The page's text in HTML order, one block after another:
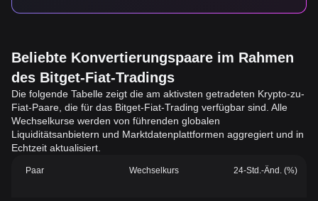
Beliebte Konvertierungspaare im Rahmen
des Bitget-Fiat-Tradings
Die folgende Tabelle zeigt die am aktivsten getradeten Krypto-zu-
Fiat-Paare, die für das Bitget-Fiat-Trading verfügbar sind. Alle
Wechselkurse werden von führenden globalen
Liquiditätsanbietern und Marktdatenplattformen aggregiert und in
Echtzeit aktualisiert.
Paar Wechselkurs 24-Std.-Änd. (%)